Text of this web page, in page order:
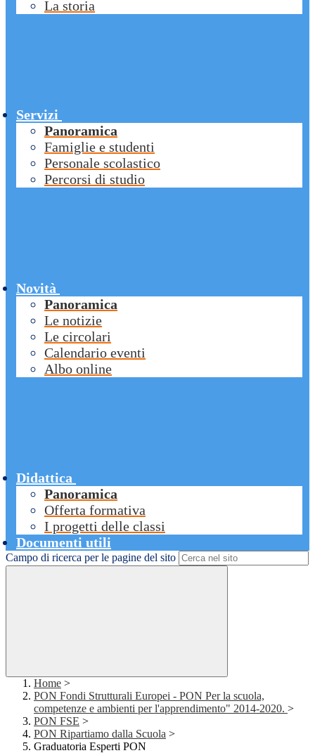
La storia
Servizi
Panoramica
Famiglie e studenti
Personale scolastico
Percorsi di studio
Novità
Panoramica
Le notizie
Le circolari
Calendario eventi
Albo online
Didattica
Panoramica
Offerta formativa
I progetti delle classi
Documenti utili
Campo di ricerca per le pagine del sito
Home >
PON Fondi Strutturali Europei - PON Per la scuola,
competenze e ambienti per l'apprendimento" 2014-2020. >
PON FSE >
PON Ripartiamo dalla Scuola >
Graduatoria Esperti PON